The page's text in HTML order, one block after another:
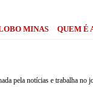
MINAS QUEM É
pela notícias e trabalha